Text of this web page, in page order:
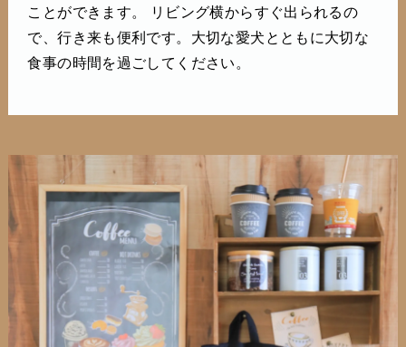
ことができます。 リビング横からすぐ出られるの
で、行き来も便利です。大切な愛犬とともに大切な
食事の時間を過ごしてください。